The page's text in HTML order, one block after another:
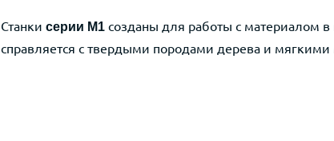
Станки серии М1созданы для работы с материалом в
справляется с твердыми породами дерева и